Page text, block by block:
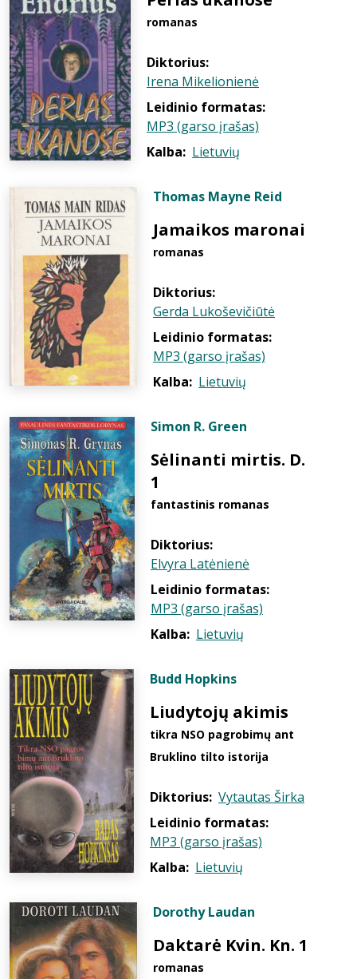
romanas
Diktorius:
Irena Mikelionienė
Leidinio formatas:
MP3 (garso įrašas)
Kalba: Lietuvių
Thomas Mayne Reid
Jamaikos maronai
romanas
Diktorius:
Gerda Lukoševičiūtė
Leidinio formatas:
MP3 (garso įrašas)
Kalba: Lietuvių
Simon R. Green
Sėlinanti mirtis. D.
1
fantastinis romanas
Diktorius:
Elvyra Latėnienė
Leidinio formatas:
MP3 (garso įrašas)
Kalba: Lietuvių
Budd Hopkins
Liudytojų akimis
tikra NSO pagrobimų ant
Bruklino tilto istorija
Diktorius: Vytautas Širka
Leidinio formatas:
MP3 (garso įrašas)
Kalba: Lietuvių
Dorothy Laudan
Daktarė Kvin. Kn. 1
romanas